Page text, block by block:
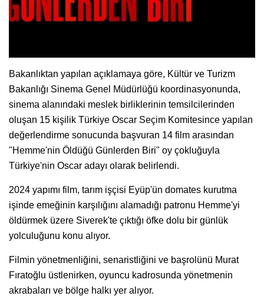
Bakanlıktan yapılan açıklamaya göre, Kültür ve Turizm
Bakanlığı Sinema Genel Müdürlüğü koordinasyonunda,
sinema alanındaki meslek birliklerinin temsilcilerinden
oluşan 15 kişilik Türkiye Oscar Seçim Komitesince yapılan
değerlendirme sonucunda başvuran 14 film arasından
"Hemme'nin Öldüğü Günlerden Biri" oy çokluğuyla
Türkiye'nin Oscar adayı olarak belirlendi.
2024 yapımı film, tarım işçisi Eyüp'ün domates kurutma
işinde emeğinin karşılığını alamadığı patronu Hemme'yi
öldürmek üzere Siverek'te çıktığı öfke dolu bir günlük
yolculuğunu konu alıyor.
Filmin yönetmenliğini, senaristliğini ve başrolünü Murat
Fıratoğlu üstlenirken, oyuncu kadrosunda yönetmenin
akrabaları ve bölge halkı yer alıyor.